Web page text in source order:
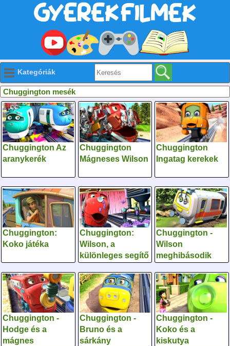
Kategóriák
Chuggington mesék
Chuggington Az
aranykerék
Chuggington
Mágneses Wilson
Chuggington
Ingatag kerekek
Chuggington:
Koko játéka
Chuggington:
Wilson, a
különleges segítő
Chuggington -
Wilson
meghibásodik
Chuggington -
Hodge és a
mágnes
Chuggington -
Bruno és a
sárkány
Chuggington -
Koko és a
kiskutya